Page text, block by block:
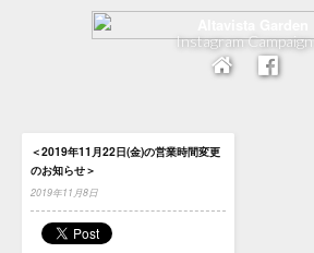
Instagram Campaign
＜2019年11月22日(金)の営業時間変更
のお知らせ＞
2019年11月8日